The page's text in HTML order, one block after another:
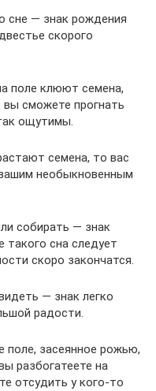
сне — знак рождения
скорого
поле клюют семена,
сможете прогнать
ощутимы.
семена, то вас
необыкновенным
собирать — знак
такого сна следует
скоро закончатся.
— знак легко
радости.
поле, засеянное рожью,
разбогатеете на
отсудить у кого-то